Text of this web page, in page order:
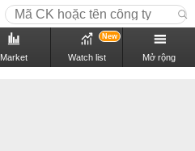
Market Watch list
New
Mở rộng